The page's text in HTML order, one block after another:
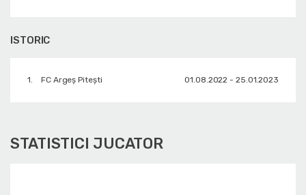
ISTORIC
1. FC Argeș Pitești 01.08.2022 - 25.01.2023
STATISTICI JUCATOR